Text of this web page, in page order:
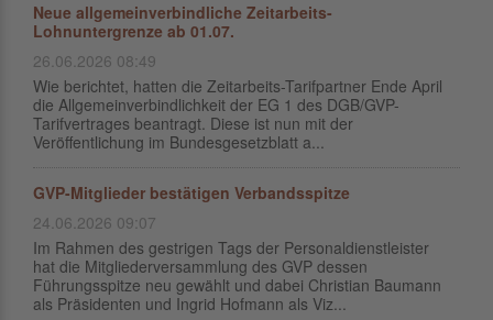
Neue allgemeinverbindliche Zeitarbeits-
Lohnuntergrenze ab 01.07.
26.06.2026 08:49
Wie berichtet, hatten die Zeitarbeits-Tarifpartner Ende April
die Allgemeinverbindlichkeit der EG 1 des DGB/GVP-
Tarifvertrages beantragt. Diese ist nun mit der
Veröffentlichung im Bundesgesetzblatt a...
GVP-Mitglieder bestätigen Verbandsspitze
24.06.2026 09:07
Im Rahmen des gestrigen Tags der Personaldienstleister
hat die Mitgliederversammlung des GVP dessen
Führungsspitze neu gewählt und dabei Christian Baumann
als Präsidenten und Ingrid Hofmann als Viz...